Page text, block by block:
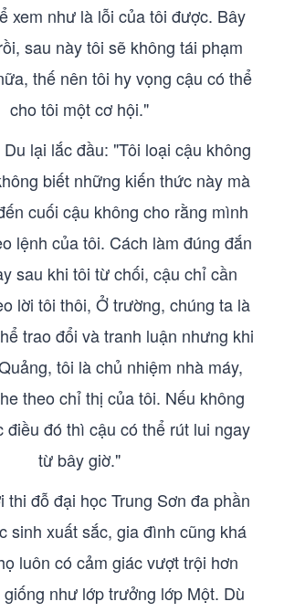
xem như là lỗi của tôi được. Bây
sau này tôi sẽ không tái phạm
thế nên tôi hy vọng cậu có thể
cho tôi một cơ hội."
lại lắc đầu: "Tôi loại cậu không
biết những kiến thức này mà
cuối cậu không cho rằng mình
lệnh của tôi. Cách làm đúng đắn
sau khi tôi từ chối, cậu chỉ cần
lời tôi thôi, Ở trường, chúng ta là
trao đổi và tranh luận nhưng khi
tôi là chủ nhiệm nhà máy,
theo chỉ thị của tôi. Nếu không
điều đó thì cậu có thể rút lui ngay
từ bây giờ."
thi đỗ đại học Trung Sơn đa phần
sinh xuất sắc, gia đình cũng khá
luôn có cảm giác vượt trội hơn
như lớp trưởng lớp Một. Dù